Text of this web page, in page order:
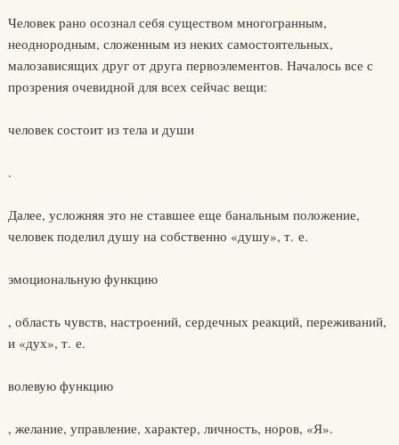
Человек рано осознал себя существом многогранным,
неоднородным, сложенным из неких самостоятельных,
малозависящих друг от друга первоэлементов. Началось все с
прозрения очевидной для всех сейчас вещи:
человек состоит из тела и души
.
Далее, усложняя это не ставшее еще банальным положение,
человек поделил душу на собственно «душу», т. е.
эмоциональную функцию
, область чувств, настроений, сердечных реакций, переживаний,
и «дух», т. е.
волевую функцию
, желание, управление, характер, личность, норов, «Я».